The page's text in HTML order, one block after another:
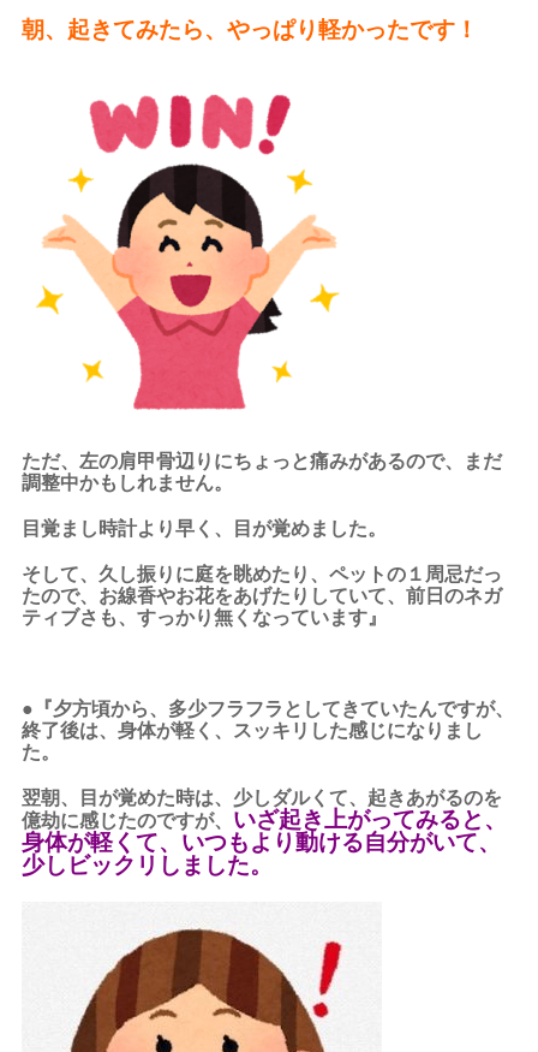
朝、起きてみたら、やっぱり軽かったです！
ただ、左の肩甲骨辺りにちょっと痛みがあるので、まだ
調整中かもしれません。
目覚まし時計より早く、目が覚めました。
そして、久し振りに庭を眺めたり、ペットの１周忌だっ
たので、お線香やお花をあげたりしていて、前日のネガ
ティブさも、すっかり無くなっています』
●『夕方頃から、多少フラフラとしてきていたんですが、
終了後は、身体が軽く、スッキリした感じになりまし
た。
翌朝、目が覚めた時は、少しダルくて、起きあがるのを
億劫に感じたのですが、 いざ起き上がってみると、
身体が軽くて、いつもより動ける自分がいて、
少しビックリしました。